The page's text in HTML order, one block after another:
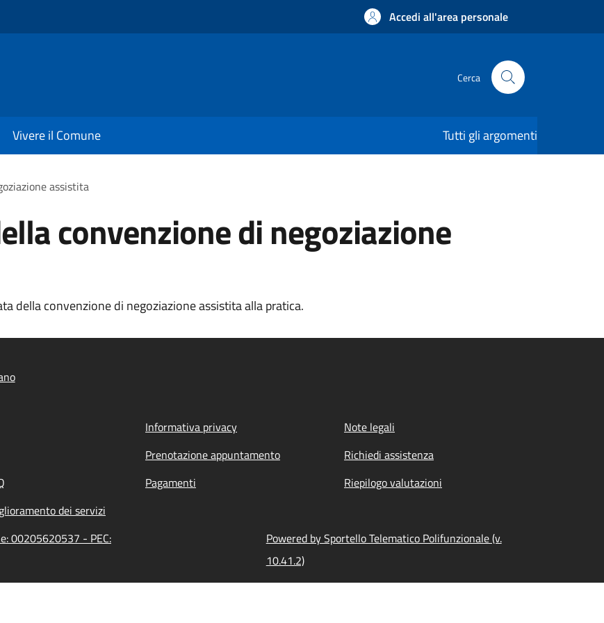
Accedi all'area personale
Cerca
Vivere il Comune Tutti gli argomenti
assistita
convenzione di negoziazione
della convenzione di negoziazione assistita alla pratica.
Informativa privacy
Note legali
Prenotazione appuntamento
Richiedi assistenza
Pagamenti
Riepilogo valutazioni
dei servizi
00205620537 - PEC:
Powered by Sportello Telematico Polifunzionale (v.
10.41.2)